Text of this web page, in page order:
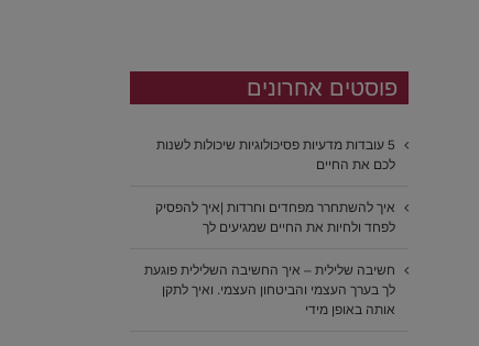
פוסטים אחרונים
5 עובדות מדעיות פסיכולוגיות שיכולות לשנות
לכם את החיים
איך להשתחרר מפחדים וחרדות |איך להפסיק
לפחד ולחיות את החיים שמגיעים לך
חשיבה שלילית – איך החשיבה השלילית פוגעת
לך בערך העצמי והביטחון העצמי. ואיך לתקן
אותה באופן מידי